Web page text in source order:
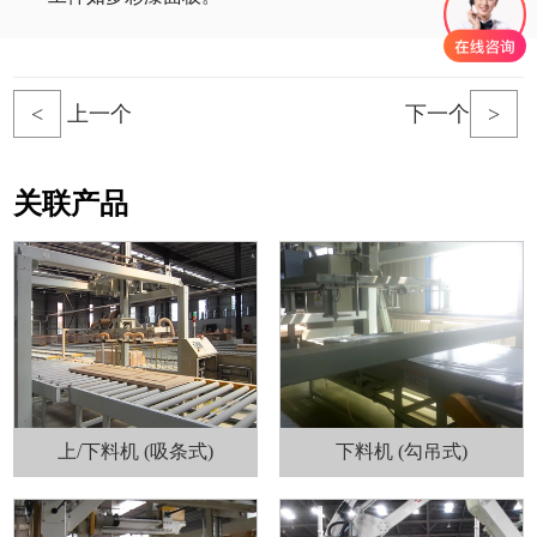
< 上一个 下一个 >
关联产品
上/下料机 (吸条式) 下料机 (勾吊式)